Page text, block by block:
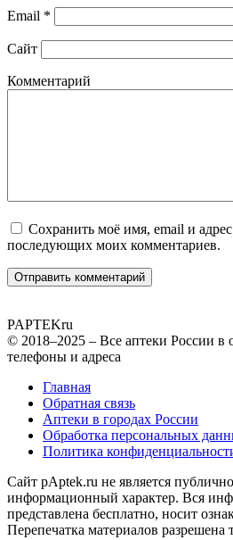
Email *
Сайт
Комментарий
Сохранить моё имя, email и адрес
последующих моих комментариев.
PAPTEKru
© 2018–2025 – Все аптеки России в
телефоны и адреса
Главная
Обратная связь
Аптеки в городах России
Обработка персональных
Политика
Сайт pAptek.ru не является
информационный характер. Вся
представлена бесплатно, носит
Перепечатка материалов разрешена